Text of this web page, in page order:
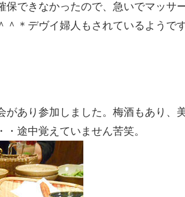
保できなかったので、急いでマッサ
＾＊デヴイ婦人もされているようで
があり参加しました。梅酒もあり、
途中覚えていません苦笑。